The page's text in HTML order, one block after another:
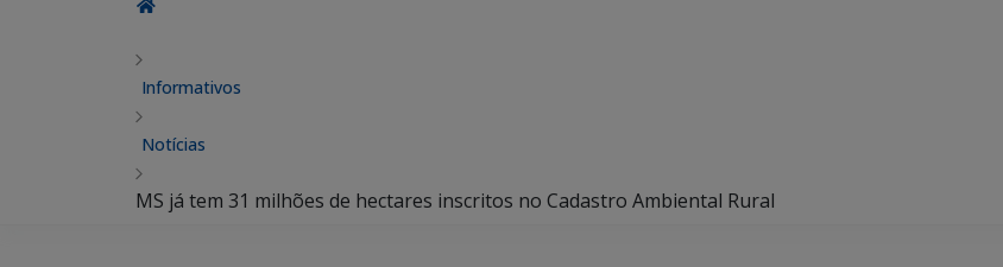
Informativos
Notícias
MS já tem 31 milhões de hectares inscritos no Cadastro Ambiental Rural